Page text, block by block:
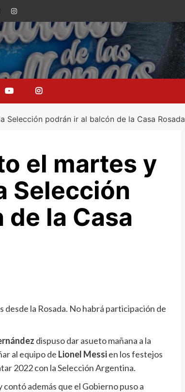
podrán ir al balcón de la Casa Rosada
el martes y
Selección
la Casa
la Rosada. No habrá participación de
dispuso dar asueto mañana a la
al equipo de Lionel Messien los festejos
2022 con la Selección Argentina.
contó además que el Gobierno puso a